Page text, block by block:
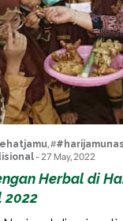
, #
- 27 May, 2022
Herbal di
2022